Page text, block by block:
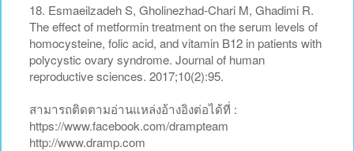
18. Esmaeilzadeh S, Gholinezhad-Chari M, Ghadimi R.
The effect of metformin treatment on the serum levels of
homocysteine, folic acid, and vitamin B12 in patients with
polycystic ovary syndrome. Journal of human
reproductive sciences. 2017;10(2):95.
สามารถติดตามอ่านแหล่งอ้างอิงต่อได้ที่ :
https://www.facebook.com/drampteam
http://www.dramp.com